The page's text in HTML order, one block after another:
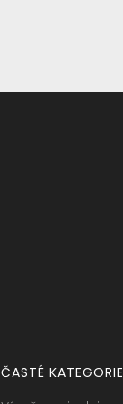
ČASTÉ KATEGORIE